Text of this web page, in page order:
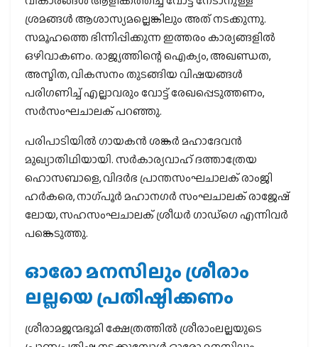
ശ്രമങ്ങള്‍ ആശാസ്യമല്ലെങ്കിലും അത് നടക്കുന്നു.
സമൂഹത്തെ ഭിന്നിപ്പിക്കുന്ന ഇത്തരം കാര്യങ്ങളില്‍
ഒഴിവാകണം. രാജ്യത്തിന്റെ ഐക്യം, അഖണ്ഡത,
അസ്മിത, വികസനം തുടങ്ങിയ വിഷയങ്ങള്‍
പരിഗണിച്ച് എല്ലാവരും വോട്ട് രേഖപ്പെടുത്തണം,
സര്‍സംഘചാലക് പറഞ്ഞു.
പരിപാടിയില്‍ ഗായകന്‍ ശങ്കര്‍ മഹാദേവന്‍
മുഖ്യാതിഥിയായി. സര്‍കാര്യവാഹ് ദത്താത്രേയ
ഹൊസബാളെ, വിദര്‍ഭ പ്രാന്തസംഘചാലക് രാംജി
ഹര്‍കരെ, നാഗ്പൂര്‍ മഹാനഗര്‍ സംഘചാലക് രാജേഷ്
ലോയ, സഹസംഘചാലക് ശ്രീധര്‍ ഗാഡ്‌ഗെ എന്നിവര്‍
പങ്കെടുത്തു.
ഓരോ മനസിലും ശ്രീരാം
ലല്ലയെ പ്രതിഷ്ഠിക്കണം
ശ്രീരാമജന്മഭൂമി ക്ഷേത്രത്തില്‍ ശ്രീരാംലല്ലയുടെ